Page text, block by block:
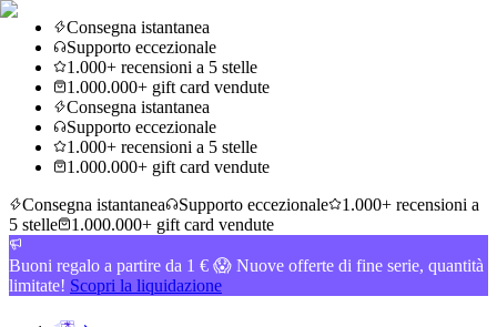
Consegna istantanea
Supporto eccezionale
1.000+ recensioni a 5 stelle
1.000.000+ gift card vendute
Consegna istantanea
Supporto eccezionale
1.000+ recensioni a 5 stelle
1.000.000+ gift card vendute
Consegna istantanea
Supporto eccezionale
1.000+ recensioni a
5 stelle
1.000.000+ gift card vendute
Buoni regalo a partire da 1 € 😱 Nuove offerte di fine serie, quantità
limitate! Scopri la liquidazione